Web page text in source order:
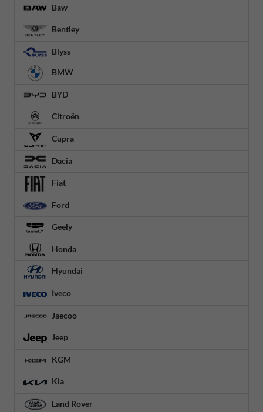
Baw
Bentley
Blyss
BMW
BYD
Citroën
Cupra
Dacia
Fiat
Ford
Geely
Honda
Hyundai
Iveco
Jaecoo
Jeep
KGM
Kia
Land Rover